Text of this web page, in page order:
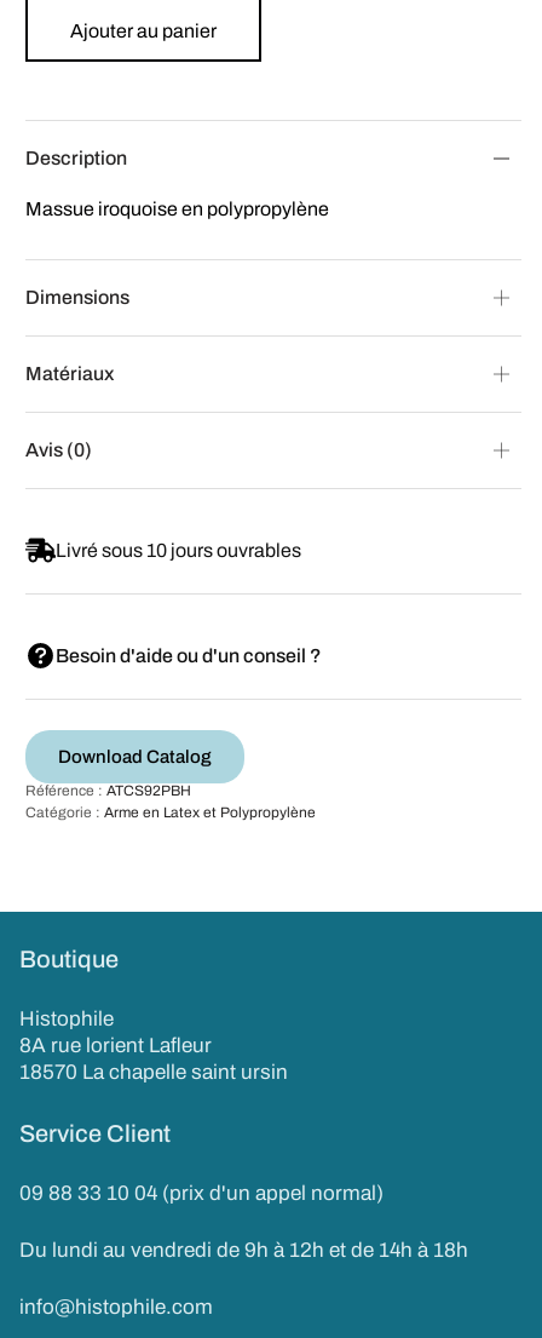
Ajouter au panier
Description
Massue iroquoise en polypropylène
Dimensions
Matériaux
Avis (0)
Livré sous 10 jours ouvrables
Besoin d'aide ou d'un conseil ?
Download Catalog
Référence : ATCS92PBH
Catégorie : Arme en Latex et Polypropylène
Boutique
Histophile
8A rue lorient Lafleur
18570 La chapelle saint ursin
Service Client
09 88 33 10 04 (prix d'un appel normal)
Du lundi au vendredi de 9h à 12h et de 14h à 18h
info@histophile.com